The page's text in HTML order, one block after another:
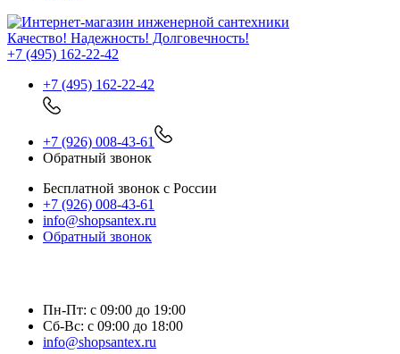
Качество! Надежность! Долговечность!
+7 (495) 162-22-42
+7 (495) 162-22-42
+7 (926) 008-43-61
Обратный звонок
Бесплатной звонок с России
+7 (926) 008-43-61
info@shopsantex.ru
Обратный звонок
Пн-Пт: с 09:00 до 19:00
Сб-Вс: с 09:00 до 18:00
info@shopsantex.ru